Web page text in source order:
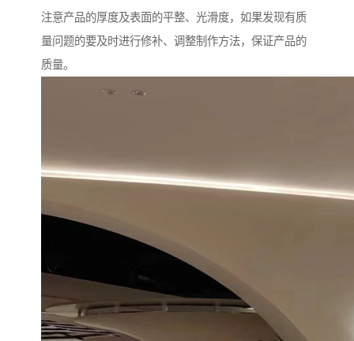
注意产品的厚度及表面的平整、光滑度，如果发现有质
量问题的要及时进行修补、调整制作方法，保证产品的
质量。